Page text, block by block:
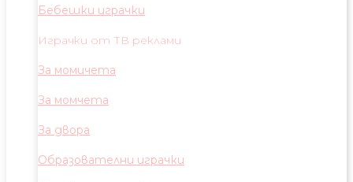
Бебешки играчки
Играчки от ТВ реклами
За момичета
За момчета
За двора
Образователни играчки